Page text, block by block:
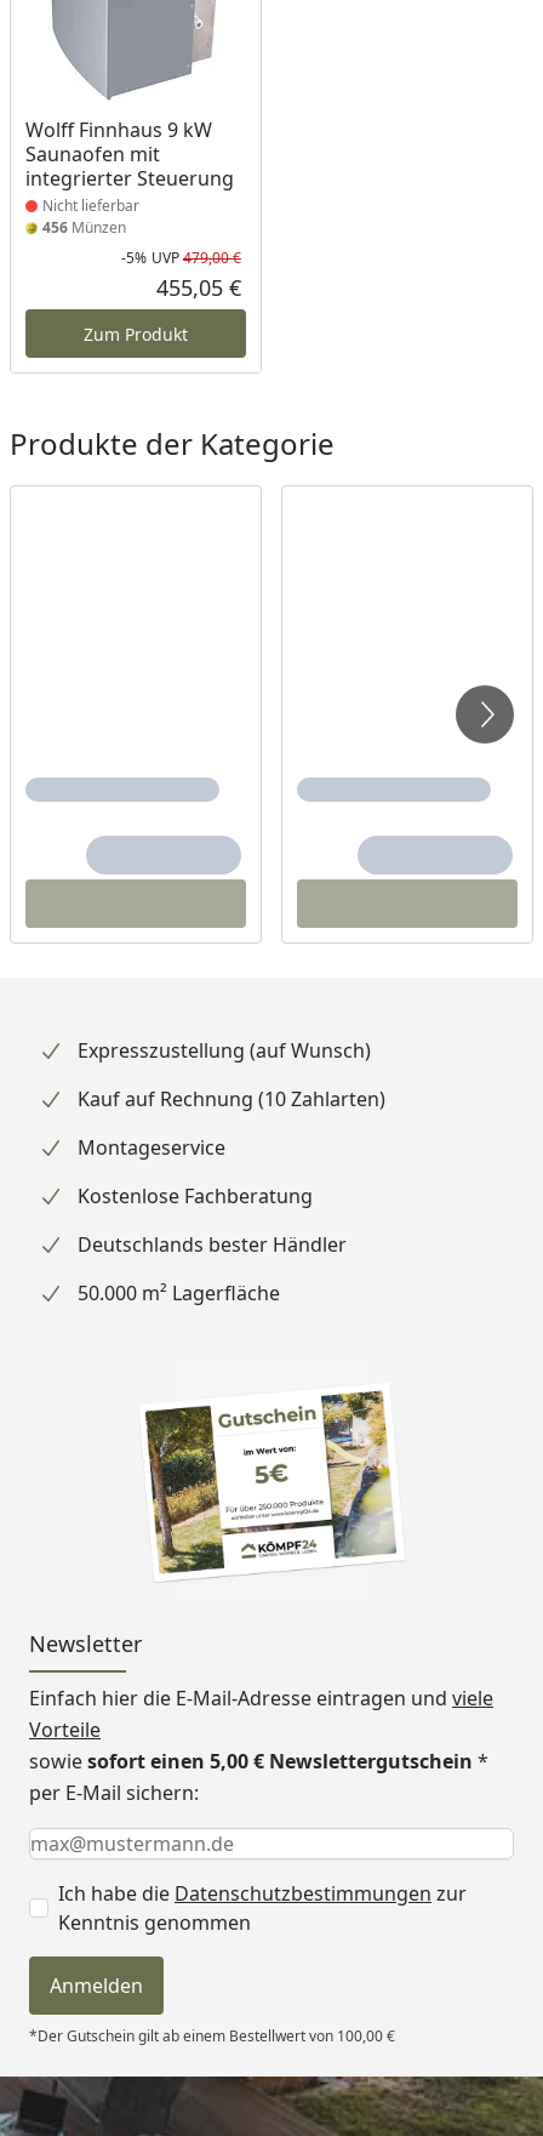
Wolff Finnhaus 9 kW
Saunaofen mit
integrierter Steuerung
Produkt nicht lieferbar
Nicht lieferbar
456 Münzen
Rabatt in Prozent
-5%
Ursprünglicher Preis
UVP479,00 €
Aktueller Preis
455,05 €
Zum Produkt
Produkte der Kategorie
Expresszustellung (auf Wunsch)
Kauf auf Rechnung (10 Zahlarten)
Montageservice
Kostenlose Fachberatung
Deutschlands bester Händler
50.000 m² Lagerfläche
Newsletter
Einfach hier die E-Mail-Adresse eintragen und viele
Vorteile
sowiesofort einen 5,00 € Newslettergutschein *
per E-Mail sichern:
Keine Eingabe erforderlich
Eingabe erforderlich
E-Mail *
Ich habe die Datenschutzbestimmungen zur
Kenntnis genommen
Anmelden
*Der Gutschein gilt ab einem Bestellwert von 100,00 €